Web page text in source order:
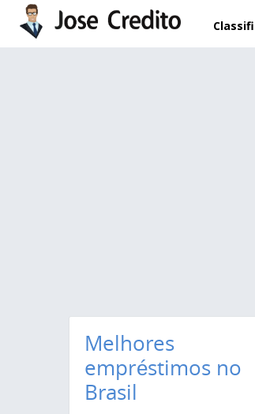
Pular para o conteúdo principal
Melhores
empréstimos no
Brasil